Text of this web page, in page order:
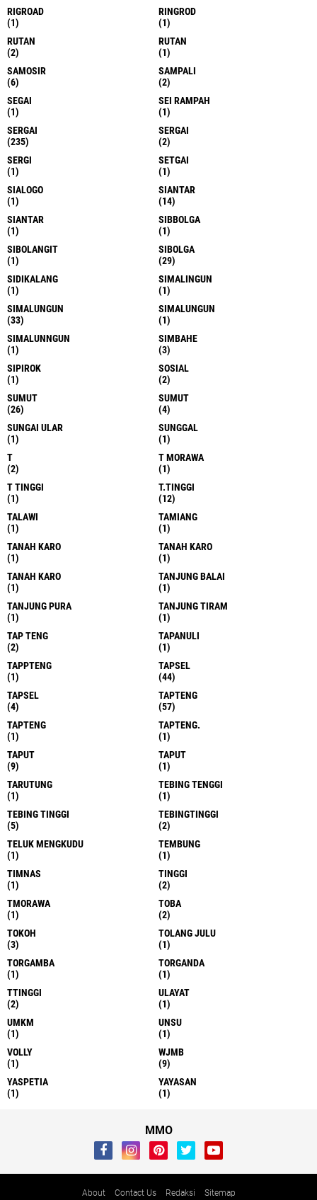
RIGROAD
(1)
RINGROD
(1)
RUTAN
(2)
RUTAN
(1)
SAMOSIR
(6)
SAMPALI
(2)
SEGAI
(1)
SEI RAMPAH
(1)
SERGAI
(235)
SERGAI
(2)
SERGI
(1)
SETGAI
(1)
SIALOGO
(1)
SIANTAR
(14)
SIANTAR
(1)
SIBBOLGA
(1)
SIBOLANGIT
(1)
SIBOLGA
(29)
SIDIKALANG
(1)
SIMALINGUN
(1)
SIMALUNGUN
(33)
SIMALUNGUN
(1)
SIMALUNNGUN
(1)
SIMBAHE
(3)
SIPIROK
(1)
SOSIAL
(2)
SUMUT
(26)
SUMUT
(4)
SUNGAI ULAR
(1)
SUNGGAL
(1)
T
(2)
T MORAWA
(1)
T TINGGI
(1)
T.TINGGI
(12)
TALAWI
(1)
TAMIANG
(1)
TANAH KARO
(1)
TANAH KARO
(1)
TANAH KARO
(1)
TANJUNG BALAI
(1)
TANJUNG PURA
(1)
TANJUNG TIRAM
(1)
TAP TENG
(2)
TAPANULI
(1)
TAPPTENG
(1)
TAPSEL
(44)
TAPSEL
(4)
TAPTENG
(57)
TAPTENG
(1)
TAPTENG.
(1)
TAPUT
(9)
TAPUT
(1)
TARUTUNG
(1)
TEBING TENGGI
(1)
TEBING TINGGI
(5)
TEBINGTINGGI
(2)
TELUK MENGKUDU
(1)
TEMBUNG
(1)
TIMNAS
(1)
TINGGI
(2)
TMORAWA
(1)
TOBA
(2)
TOKOH
(3)
TOLANG JULU
(1)
TORGAMBA
(1)
TORGANDA
(1)
TTINGGI
(2)
ULAYAT
(1)
UMKM
(1)
UNSU
(1)
VOLLY
(1)
WJMB
(9)
YASPETIA
(1)
YAYASAN
(1)
MMO
About Contact Us Redaksi Sitemap